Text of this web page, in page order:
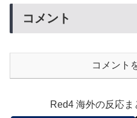
コメント
コメント
Red4 海外の反応